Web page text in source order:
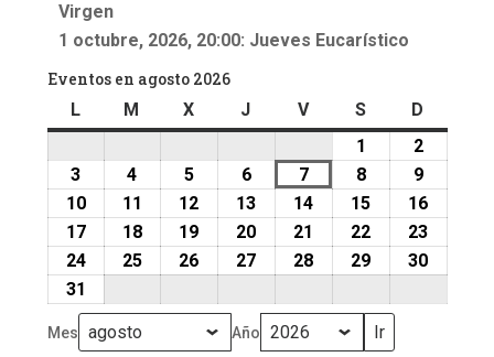
Virgen
1 octubre, 2026, 20:00: Jueves Eucarístico
Eventos en agosto 2026
LlunesM martes
Xmiércoles
J jueves
Vviernes
Ssábado
D
1
agosto,
2026
22
agosto,
2026
3
agosto,
2026
4
agosto,
2026
55
agosto,
2026
66
agosto,
2026
77
agosto,
2026
88
agosto,
2026
99
agosto,
2026
1010
agosto,
2026
11
agosto,
2026
12
agosto,
2026
13
agosto,
2026
14
agosto,
2026
15
agosto,
2026
16
1717
agosto,
1818
agosto,
19
agosto,
20
agosto,
21
agosto,
22
agosto,
23
2424
2026
2525
2026
26
2026
27
2026
28
2026
29
2026
30
31
agosto,
2026
Mes Año